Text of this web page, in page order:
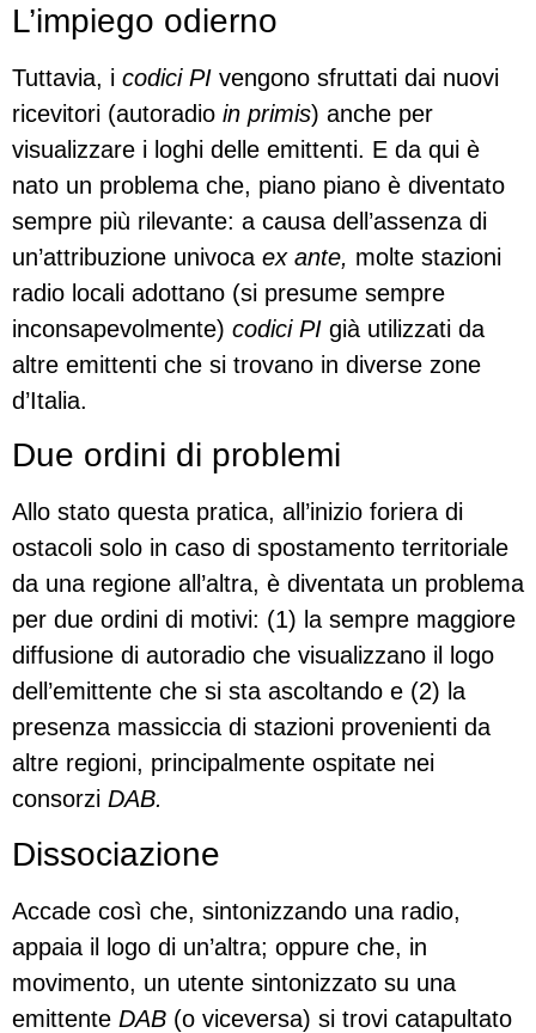
L’impiego odierno
Tuttavia, i codici PI vengono sfruttati dai nuovi
ricevitori (autoradio in primis) anche per
visualizzare i loghi delle emittenti. E da qui è
nato un problema che, piano piano è diventato
sempre più rilevante: a causa dell’assenza di
un’attribuzione univoca ex ante, molte stazioni
radio locali adottano (si presume sempre
inconsapevolmente) codici PI già utilizzati da
altre emittenti che si trovano in diverse zone
d’Italia.
Due ordini di problemi
Allo stato questa pratica, all’inizio foriera di
ostacoli solo in caso di spostamento territoriale
da una regione all’altra, è diventata un problema
per due ordini di motivi: (1) la sempre maggiore
diffusione di autoradio che visualizzano il logo
dell’emittente che si sta ascoltando e (2) la
presenza massiccia di stazioni provenienti da
altre regioni, principalmente ospitate nei
consorzi DAB.
Dissociazione
Accade così che, sintonizzando una radio,
appaia il logo di un’altra; oppure che, in
movimento, un utente sintonizzato su una
emittente DAB (o viceversa) si trovi catapultato